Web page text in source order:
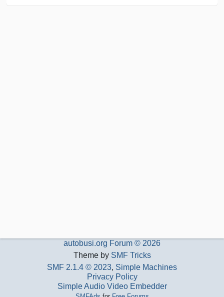
autobusi.org Forum © 2026
Theme by SMF Tricks
SMF 2.1.4 © 2023, Simple Machines
Privacy Policy
Simple Audio Video Embedder